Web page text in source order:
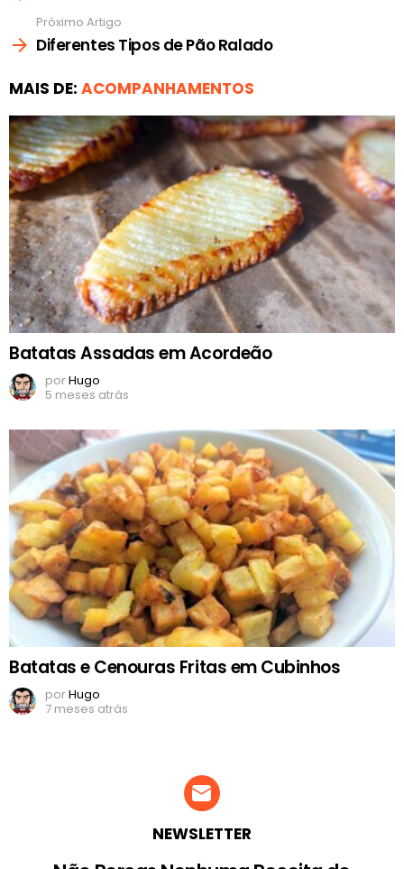
Próximo Artigo
Diferentes Tipos de Pão Ralado
MAIS DE: ACOMPANHAMENTOS
Batatas Assadas em Acordeão
porHugo
5 meses atrás
Batatas e Cenouras Fritas em Cubinhos
porHugo
7 meses atrás
NEWSLETTER